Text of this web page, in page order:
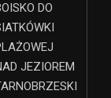
DO
JEZIOREM